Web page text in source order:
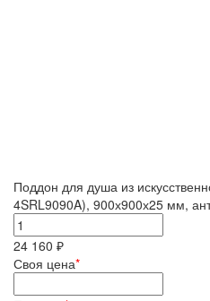
Поддон для душа из
4SRL9090A), 900х900х25 мм,
24 160 ₽
Своя цена*